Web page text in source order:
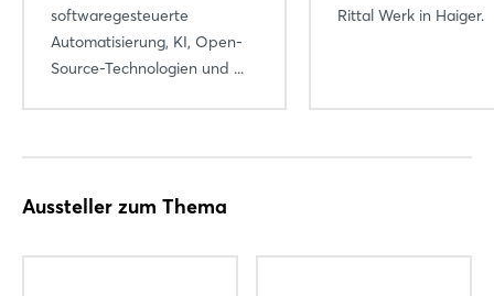
softwaregesteuerte
Automatisierung, KI, Open-
Source-Technologien und ...
Rittal Werk in Haiger.
Aussteller zum Thema